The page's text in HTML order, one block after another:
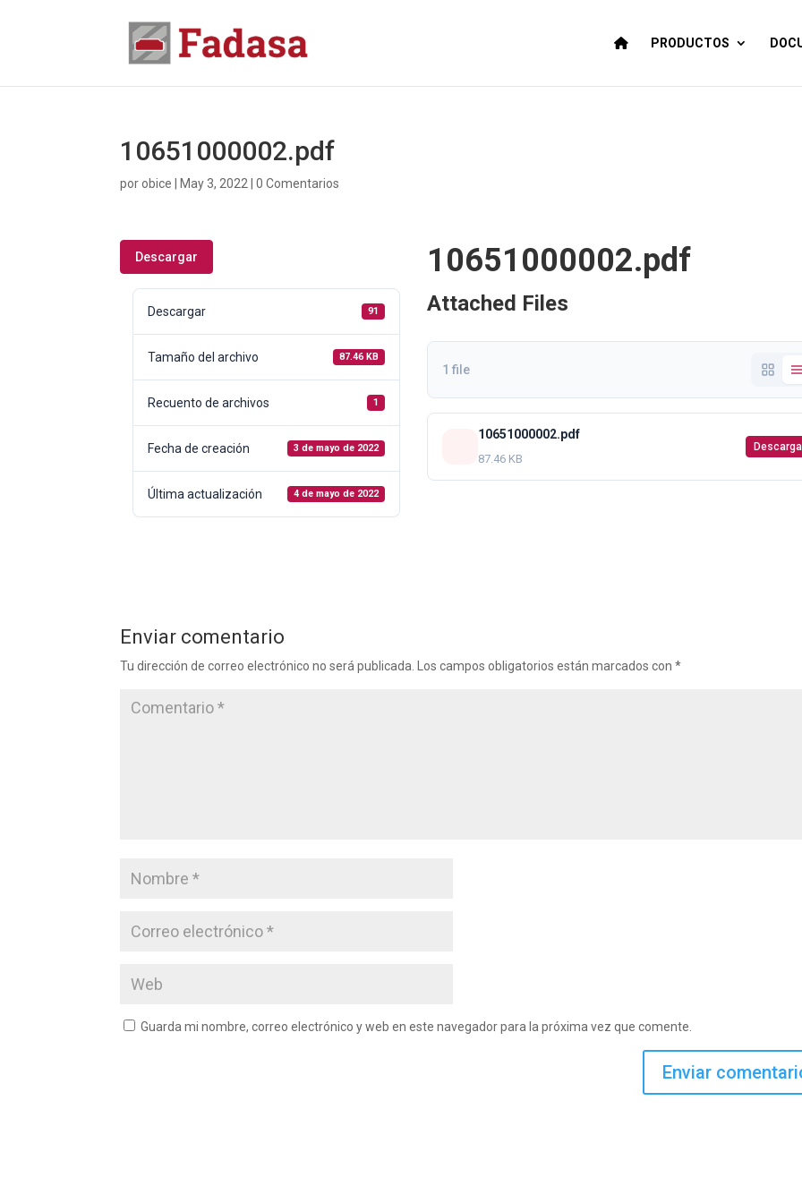
PRODUCTOS
10651000002.pdf
porobice May 3, 2022 |0 Comentarios
Descargar
Descargar 91
Tamaño del archivo 87.46 KB
Recuento de archivos 1
Fecha de creación 3 de mayo de 2022
Última actualización 4 de mayo de 2022
10651000002.pdf
Attached Files
1 file
10651000002.pdf
87.46 KB
Enviar comentario
Tu dirección de correo electrónico no será publicada. Los campos obligatorios están marcados con*
Guarda mi nombre, correo electrónico y web en este navegador para la próxima vez que comente.